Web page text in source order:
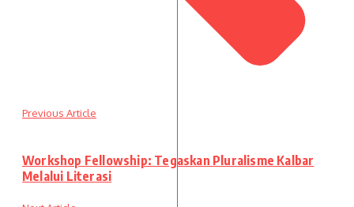
Previous Article
Workshop Fellowship: Tegaskan Pluralisme Kalbar
Melalui Literasi